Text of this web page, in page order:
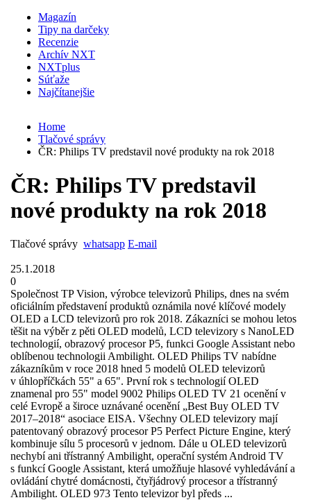
Magazín
Tipy na darčeky
Recenzie
Archív NXT
NXTplus
Súťaže
Najčítanejšie
Home
Tlačové správy
ČR: Philips TV predstavil nové produkty na rok 2018
ČR: Philips TV predstavil
nové produkty na rok 2018
Tlačové správy whatsapp E-mail
25.1.2018
0
Společnost TP Vision, výrobce televizorů Philips, dnes na svém
oficiálním představení produktů oznámila nové klíčové modely
OLED a LCD televizorů pro rok 2018. Zákazníci se mohou letos
těšit na výběr z pěti OLED modelů, LCD televizory s NanoLED
technologií, obrazový procesor P5, funkci Google Assistant nebo
oblíbenou technologii Ambilight. OLED Philips TV nabídne
zákazníkům v roce 2018 hned 5 modelů OLED televizorů
v úhlopříčkách 55" a 65". První rok s technologií OLED
znamenal pro 55" model 9002 Philips OLED TV 21 ocenění v
celé Evropě a široce uznávané ocenění „Best Buy OLED TV
2017–2018“ asociace EISA. Všechny OLED televizory mají
patentovaný obrazový procesor P5 Perfect Picture Engine, který
kombinuje sílu 5 procesorů v jednom. Dále u OLED televizorů
nechybí ani třístranný Ambilight, operační systém Android TV
s funkcí Google Assistant, která umožňuje hlasové vyhledávání a
ovládání chytré domácnosti, čtyřjádrový procesor a třístranný
Ambilight. OLED 973 Tento televizor byl předs ...